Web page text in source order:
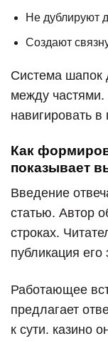
Не дублируют
Создают
Система шапок
между частями.
навигировать в
Как
показывает
Введение
статью. Автор
строках.
публикация его
Работающее
предлагает
к сути. казино